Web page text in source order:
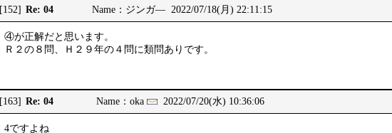
[152] Re: 04 Name：ジンガ― 2022/07/18(月) 22:11:15
④が正解だと思います。
Ｒ２の８問、Ｈ２９年の４問に類問ありです。
[163] Re: 04 Name：oka 2022/07/20(水) 10:36:06
4ですよね